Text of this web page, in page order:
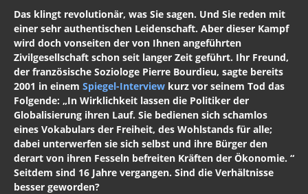
Das klingt revolutionär, was Sie sagen. Und Sie reden mit
einer sehr authentischen Leidenschaft. Aber dieser Kampf
wird doch vonseiten der von Ihnen angeführten
Zivilgesellschaft schon seit langer Zeit geführt. Ihr Freund,
der französische Soziologe Pierre Bourdieu, sagte bereits
2001 in einem Spiegel-Interview kurz vor seinem Tod das
Folgende: „In Wirklichkeit lassen die Politiker der
Globalisierung ihren Lauf. Sie bedienen sich schamlos
eines Vokabulars der Freiheit, des Wohlstands für alle;
dabei unterwerfen sie sich selbst und ihre Bürger den
derart von ihren Fesseln befreiten Kräften der Ökonomie. “
Seitdem sind 16 Jahre vergangen. Sind die Verhältnisse
besser geworden?